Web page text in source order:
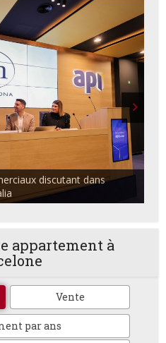
discutant dans
appartement à
Vente
par ans